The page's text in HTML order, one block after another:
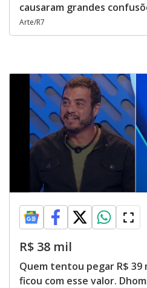
causaram grandes
Arte/R7
R$ 38 mil
Quem tentou pegar R$ 39
ficou com esse valor.